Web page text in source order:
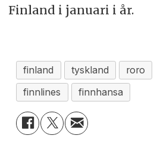
Finland i januari i år.
finland tyskland roro
finnlines
finnhansa